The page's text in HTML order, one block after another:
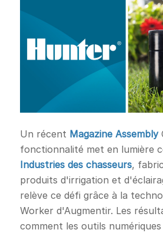
Un récent Magazine Assembly
fonctionnalité met en lumière
Industries des chasseurs,
produits d'irrigation et
relève ce défi grâce à la
Worker d'Augmentir. Les
comment les outils